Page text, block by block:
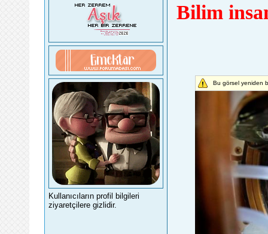
Kullanıcıların profil bilgileri
ziyaretçilere gizlidir.
Bilim
Bu görsel yeniden